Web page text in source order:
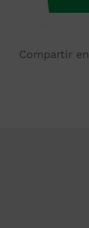
Compartir en